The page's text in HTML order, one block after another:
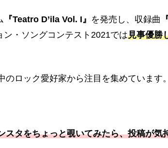
『Teatro D’ila Vol. I』 を発売し、収録曲
・ソングコンテスト2021では見事優勝
ロック愛好家から注目を集めています。
スタをちょっと覗いてみたら、投稿が気